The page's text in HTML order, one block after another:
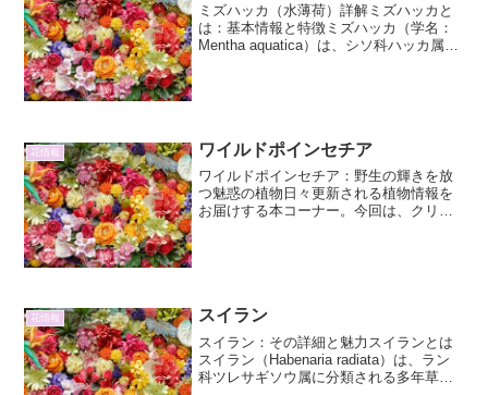
ミズハッカ（水薄荷）詳解ミズハッカと
は：基本情報と特徴ミズハッカ（学名：
Mentha aquatica）は、シソ科ハッカ属の
花情報 ワイルドポインセチア
ワイルドポインセチア：野生の輝きを放
つ魅惑の植物日々更新される植物情報を
お届けする本コーナー。今回は、クリス
花情報 スイラン
スイラン：その詳細と魅力スイランとは
スイラン（Habenaria radiata）は、ラン
科ツレサギソウ属に分類される多年草で